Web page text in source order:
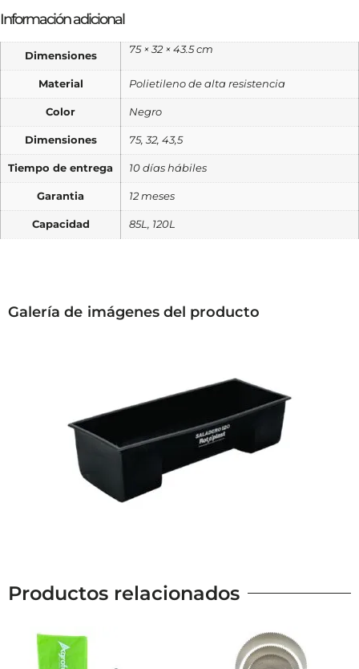
Información adicional
Dimensiones
75 × 32 × 43.5 cm
Material Polietileno de alta resistencia
Color Negro
Dimensiones 75, 32, 43,5
Tiempo de entrega 10 días hábiles
Garantia 12 meses
Capacidad 85L, 120L
Galería de imágenes del producto
Productos relacionados